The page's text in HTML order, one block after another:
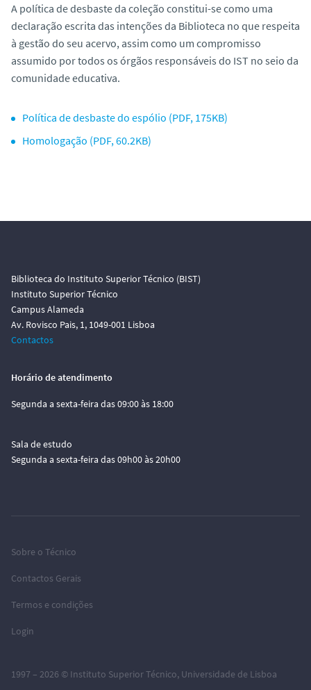
A política de desbaste da coleção constitui-se como uma
declaração escrita das intenções da Biblioteca no que respeita
à gestão do seu acervo, assim como um compromisso
assumido por todos os órgãos responsáveis do IST no seio da
comunidade educativa.
Política de desbaste do espólio (PDF, 175KB)
Homologação (PDF, 60.2KB)
Biblioteca do Instituto Superior Técnico (BIST)
Instituto Superior Técnico
Campus Alameda
Av. Rovisco Pais, 1, 1049-001 Lisboa
Contactos
Horário de atendimento
Segunda a sexta-feira das 09:00 às 18:00
Sala de estudo
Segunda a sexta-feira das 09h00 às 20h00
Sobre o Técnico
Contactos Gerais
Termos e condições
Login
1997 – 2026 © Instituto Superior Técnico, Universidade de Lisboa